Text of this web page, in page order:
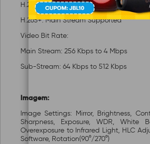
H.265 Type: Main Profile
H.265+: Main Stream Supported
Video Bit Rate:
Main Stream: 256 Kbps to 4 Mbps
Sub-Stream: 64 Kbps to 512 Kbps
Imagem:
Image Settings: Mirror, Brightness,
Sharpness, Exposure, WDR, White
Overexposure to Infrared Light, HLC
Software, Rotation(90°/270°)